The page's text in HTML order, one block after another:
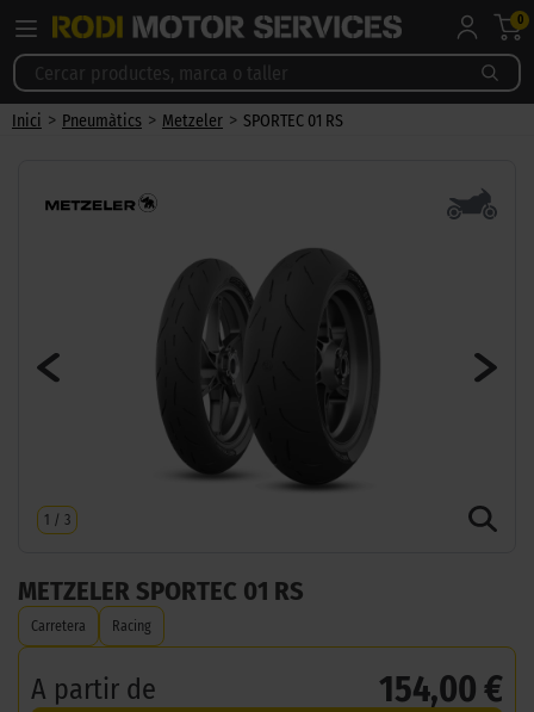
0
Inici > Pneumàtics > Metzeler > SPORTEC 01 RS
1 / 3
METZELER SPORTEC 01 RS
Carretera Racing
A partir de 154,00 €